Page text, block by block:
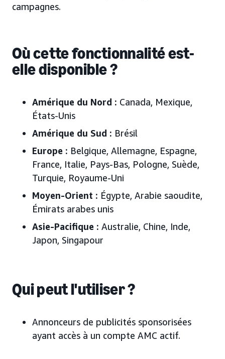
campagnes.
Où cette fonctionnalité est-
elle disponible ?
Amérique du Nord : Canada, Mexique,
États-Unis
Amérique du Sud : Brésil
Europe : Belgique, Allemagne, Espagne,
France, Italie, Pays-Bas, Pologne, Suède,
Turquie, Royaume-Uni
Moyen-Orient : Égypte, Arabie saoudite,
Émirats arabes unis
Asie-Pacifique : Australie, Chine, Inde,
Japon, Singapour
Qui peut l'utiliser ?
Annonceurs de publicités sponsorisées
ayant accès à un compte AMC actif.